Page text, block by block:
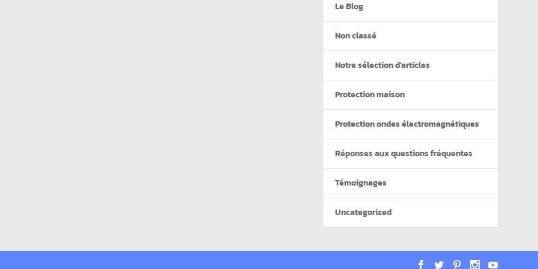
Le Blog
Non classé
Notre sélection d'articles
Protection maison
Protection ondes électromagnétiques
Réponses aux questions fréquentes
Témoignages
Uncategorized